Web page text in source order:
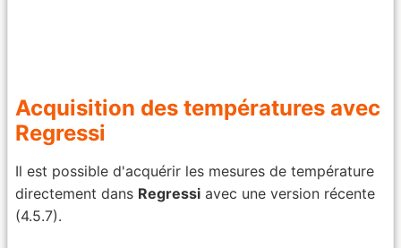
Acquisition des températures avec
Regressi
Il est possible d'acquérir les mesures de température
directement dans Regressi avec une version récente
(4.5.7).